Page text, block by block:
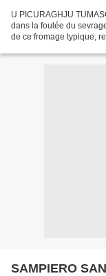
U PICURAGHJU
dans la foulée du
de ce fromage typique,
SAMPIERO